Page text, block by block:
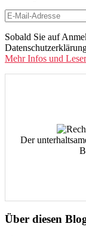
Sobald Sie auf
Mehr Infos und
Der
Über diesen